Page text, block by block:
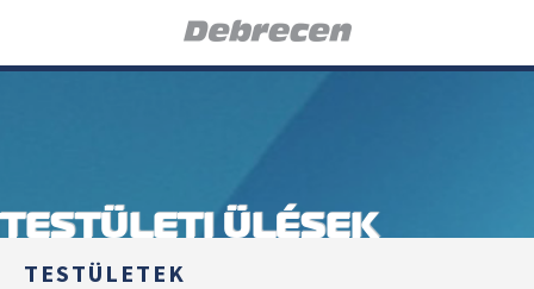
TESTÜLETI ÜLÉSEK
TESTÜLETEK